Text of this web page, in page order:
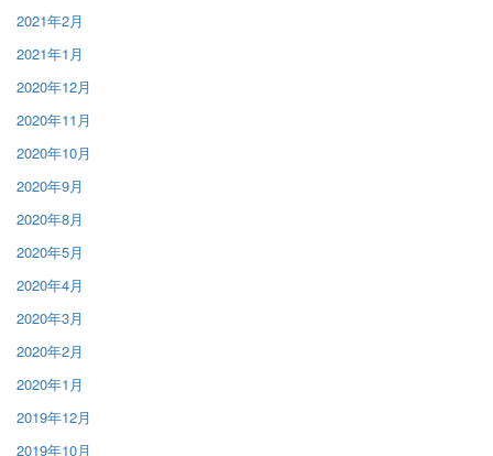
2021年2月
2021年1月
2020年12月
2020年11月
2020年10月
2020年9月
2020年8月
2020年5月
2020年4月
2020年3月
2020年2月
2020年1月
2019年12月
2019年10月